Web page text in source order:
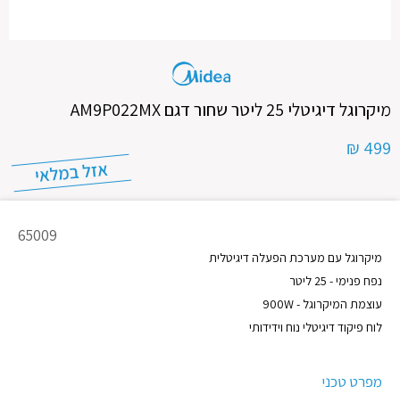
מיקרוגל דיגיטלי 25 ליטר שחור דגם AM9P022MX
499 ₪
מק"ט
65009
מיקרוגל עם מערכת הפעלה דיגיטלית
נפח פנימי - 25 ליטר
עוצמת המיקרוגל - 900W
לוח פיקוד דיגיטלי נוח וידידותי
מפרט טכני